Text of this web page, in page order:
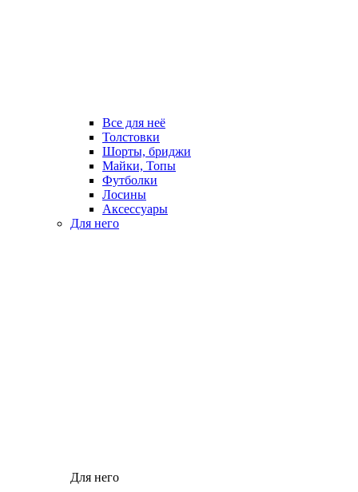
Все для неё
Толстовки
Шорты, бриджи
Майки, Топы
Футболки
Лосины
Аксессуары
Для него
Для него